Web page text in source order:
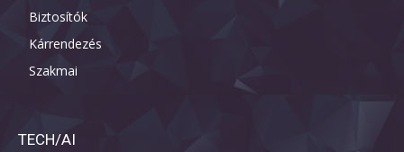
Biztosítók
Kárrendezés
Szakmai
TECH/AI